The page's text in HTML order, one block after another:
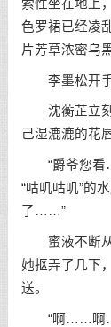
索性坐在地上
色罗裙已经凌
片芳草浓密乌
李墨松开手
沈蘅芷立刻
己湿漉漉的花
“爵爷您看
“咕叽咕叽”的
了……”
蜜液不断从
她抠弄了几下
送。
“啊……啊……”